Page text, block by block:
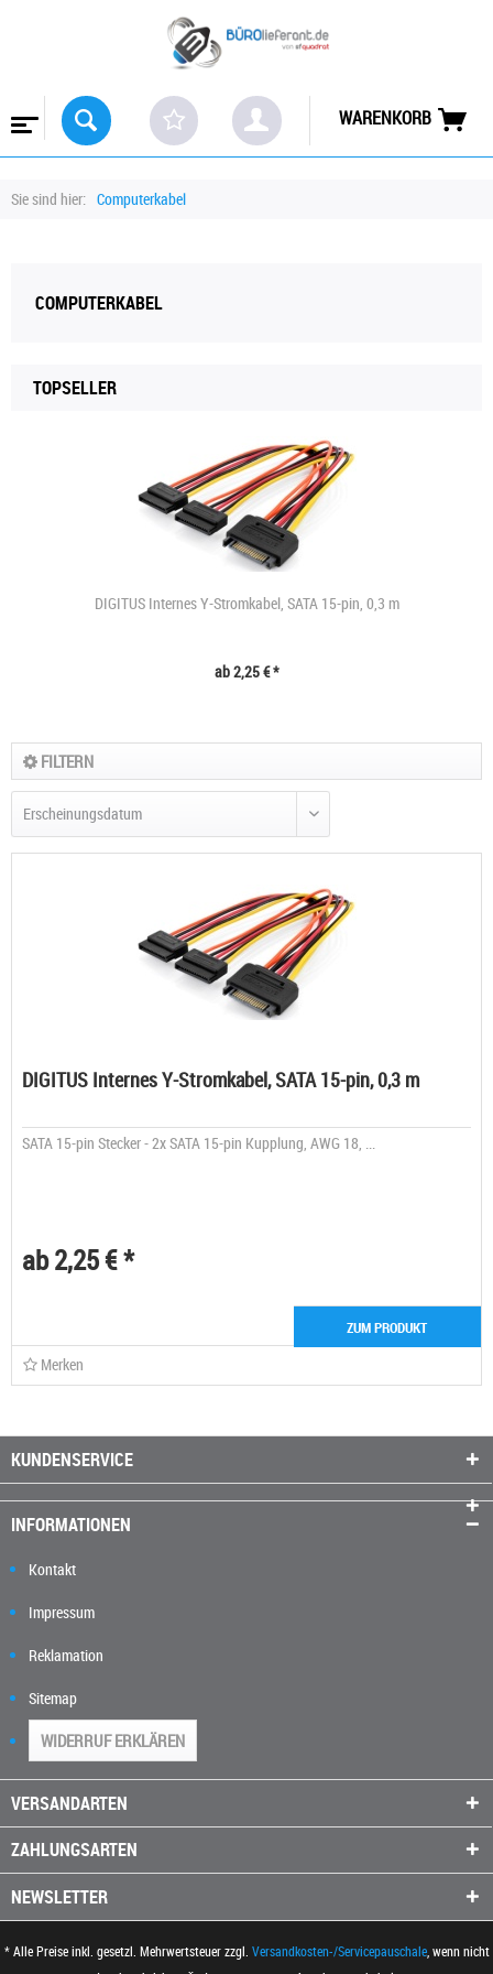
WARENKORB
Sie sind hier: Computerkabel
COMPUTERKABEL
TOPSELLER
DIGITUS Internes Y-Stromkabel, SATA 15-pin, 0,3 m
ab 2,25 € *
FILTERN
DIGITUS Internes Y-Stromkabel, SATA 15-pin, 0,3 m
SATA 15-pin Stecker - 2x SATA 15-pin Kupplung, AWG 18, ...
ab 2,25 € *
ZUM PRODUKT
Merken
KUNDENSERVICE
INFORMATIONEN
Kontakt
Impressum
Reklamation
Sitemap
WIDERRUF ERKLÄREN
VERSANDARTEN
ZAHLUNGSARTEN
NEWSLETTER
* Alle Preise inkl. gesetzl. Mehrwertsteuer zzgl. Versandkosten-/Servicepauschale, wenn nicht